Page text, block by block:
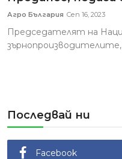
Агро България Сеп 16, 2023
Председателят на
Последвай ни
Facebook